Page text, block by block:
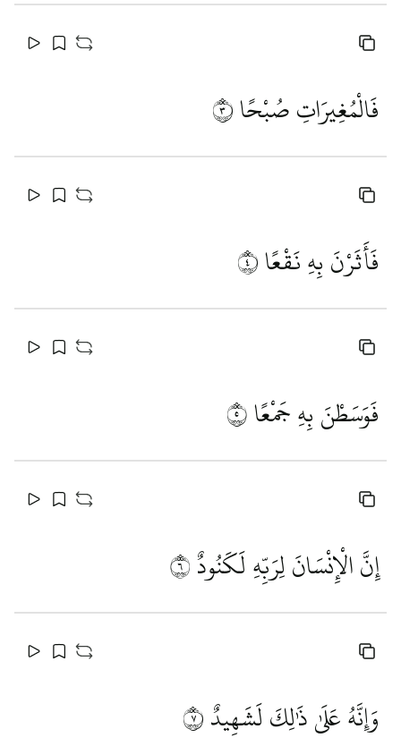
فَالْمُغِيرَاتِ صُبْحًا٣
فَأَثَرْنَ بِهِ نَقْعًا٤
فَوَسَطْنَ بِهِ جَمْعًا٥
إِنَّ الْإِنْسَانَ لِرَبِّهِ لَكَنُودٌ٦
وَإِنَّهُ عَلَىٰ ذَٰلِكَ لَشَهِيدٌ٧